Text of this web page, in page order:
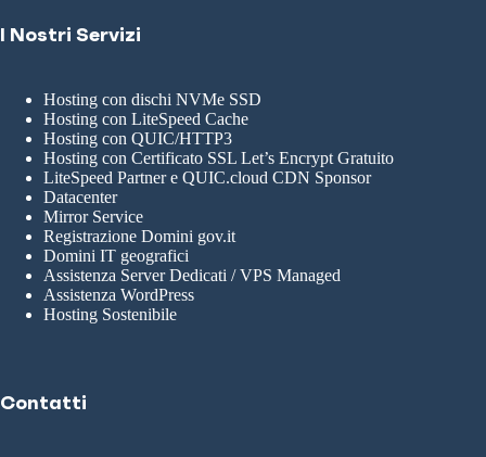
I Nostri Servizi
Hosting con dischi NVMe SSD
Hosting con LiteSpeed Cache
Hosting con QUIC/HTTP3
Hosting con Certificato SSL Let’s Encrypt Gratuito
LiteSpeed Partner e QUIC.cloud CDN Sponsor
Datacenter
Mirror Service
Registrazione Domini gov.it
Domini IT geografici
Assistenza Server Dedicati / VPS Managed
Assistenza WordPress
Hosting Sostenibile
Contatti